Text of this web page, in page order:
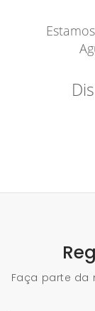
Faça parte da